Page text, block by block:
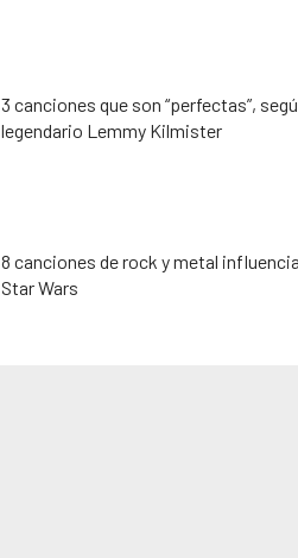
3 canciones que son “perfectas”,
legendario Lemmy Kilmister
8 canciones de rock y metal
Star Wars